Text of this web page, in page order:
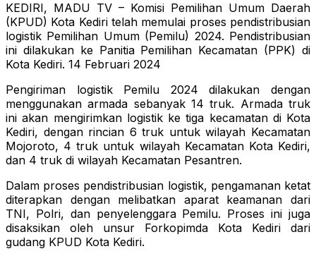
KEDIRI, MADU TV – Komisi Pemilihan Umum Daerah
(KPUD) Kota Kediri telah memulai proses pendistribusian
logistik Pemilihan Umum (Pemilu) 2024. Pendistribusian
ini dilakukan ke Panitia Pemilihan Kecamatan (PPK) di
Kota Kediri. 14 Februari 2024
Pengiriman logistik Pemilu 2024 dilakukan dengan
menggunakan armada sebanyak 14 truk. Armada truk
ini akan mengirimkan logistik ke tiga kecamatan di Kota
Kediri, dengan rincian 6 truk untuk wilayah Kecamatan
Mojoroto, 4 truk untuk wilayah Kecamatan Kota Kediri,
dan 4 truk di wilayah Kecamatan Pesantren.
Dalam proses pendistribusian logistik, pengamanan ketat
diterapkan dengan melibatkan aparat keamanan dari
TNI, Polri, dan penyelenggara Pemilu. Proses ini juga
disaksikan oleh unsur Forkopimda Kota Kediri dari
gudang KPUD Kota Kediri.